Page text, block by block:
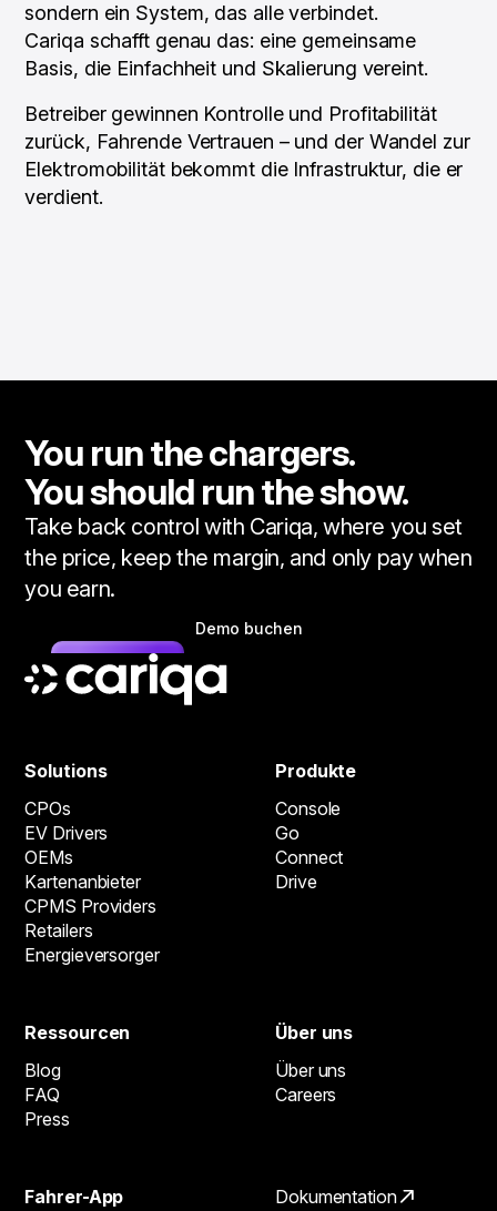
sondern ein System, das alle verbindet.
Cariqa schafft genau das: eine gemeinsame
Basis, die Einfachheit und Skalierung vereint.
Betreiber gewinnen Kontrolle und Profitabilität
zurück, Fahrende Vertrauen – und der Wandel zur
Elektromobilität bekommt die Infrastruktur, die er
verdient.
You run the chargers.
You should run the show.
Take back control with Cariqa, where you set
the price, keep the margin, and only pay when
you earn.
Demo buchen
Solutions
CPOs
EV Drivers
OEMs
Kartenanbieter
CPMS Providers
Retailers
Energieversorger
Produkte
Console
Go
Connect
Drive
Ressourcen
Blog
FAQ
Press
Über uns
Über uns
Careers
Fahrer-App Dokumentation